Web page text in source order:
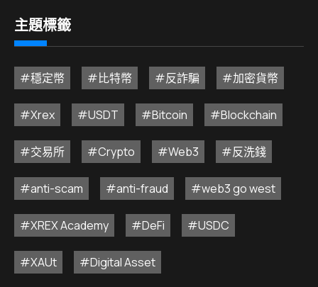
主題標籤
#穩定幣 #比特幣 #反詐騙 #加密貨幣
#Xrex #USDT #Bitcoin #Blockchain
#交易所 #Crypto #Web3 #反洗錢
#anti-scam #anti-fraud #web3 go west
#XREX Academy #DeFi #USDC
#XAUt #Digital Asset